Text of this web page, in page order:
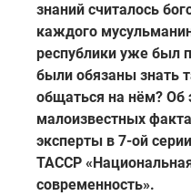
знаний считалось
каждого
республики уже был
были обязаны знать
общаться на нём? Об
малоизвестных
эксперты в 7-ой
ТАССР
современность».